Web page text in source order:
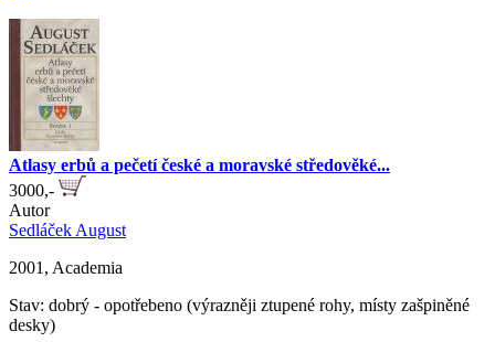
Atlasy erbů a pečetí české a moravské středověké...
3000,-
Autor
Sedláček August
2001, Academia
Stav: dobrý - opotřebeno (výrazněji ztupené rohy, místy zašpiněné
desky)